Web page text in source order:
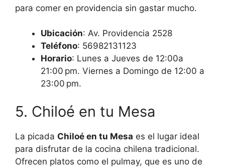
para comer en providencia sin gastar mucho.
Ubicación: Av. Providencia 2528
Teléfono: 56982131123
Horario: Lunes a Jueves de 12:00a
21:00 pm. Viernes a Domingo de 12:00 a
23:00 pm.
5. Chiloé en tu Mesa
La picada Chiloé en tu Mesa es el lugar ideal
para disfrutar de la cocina chilena tradicional.
Ofrecen platos como el pulmay, que es uno de